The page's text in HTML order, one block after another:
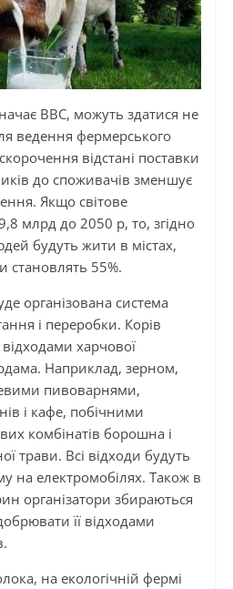
BBC, можуть здатися не
ведення фермерського
відстані поставки
до споживачів зменшує
Якщо світове
млрд до 2050 р, то, згідно
будуть жити в містах,
становлять 55%.
організована система
і переробки. Корів
харчової
Наприклад, зерном,
пивоварнями,
і кафе, побічними
комбінатів борошна і
трави. Всі відходи будуть
на електромобілях. Також в
організатори збираються
її відходами
на екологічній фермі